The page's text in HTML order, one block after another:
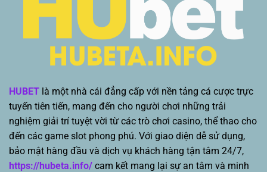
HUBET là một nhà cái đẳng cấp với nền tảng cá cược trực
tuyến tiên tiến, mang đến cho người chơi những trải
nghiệm giải trí tuyệt vời từ các trò chơi casino, thể thao cho
đến các game slot phong phú. Với giao diện dễ sử dụng,
bảo mật hàng đầu và dịch vụ khách hàng tận tâm 24/7,
https://hubeta.info/ cam kết mang lại sự an tâm và minh